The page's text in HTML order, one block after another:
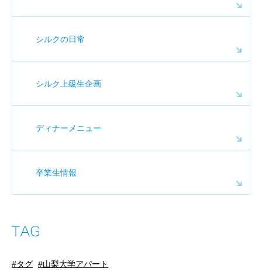
シルクの日常
シルク上級生企画
ディナーメニュー
卒業生情報
タグ 山梨大学アパート